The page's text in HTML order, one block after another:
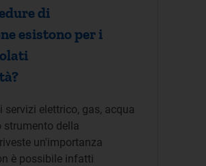
di
esistono per i
servizi elettrico, gas, acqua
strumento della
un'importanza
è possibile infatti